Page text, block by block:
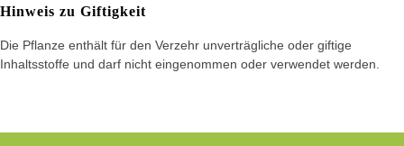
Hinweis zu Giftigkeit
Die Pflanze enthält für den Verzehr unverträgliche oder giftige
Inhaltsstoffe und darf nicht eingenommen oder verwendet werden.